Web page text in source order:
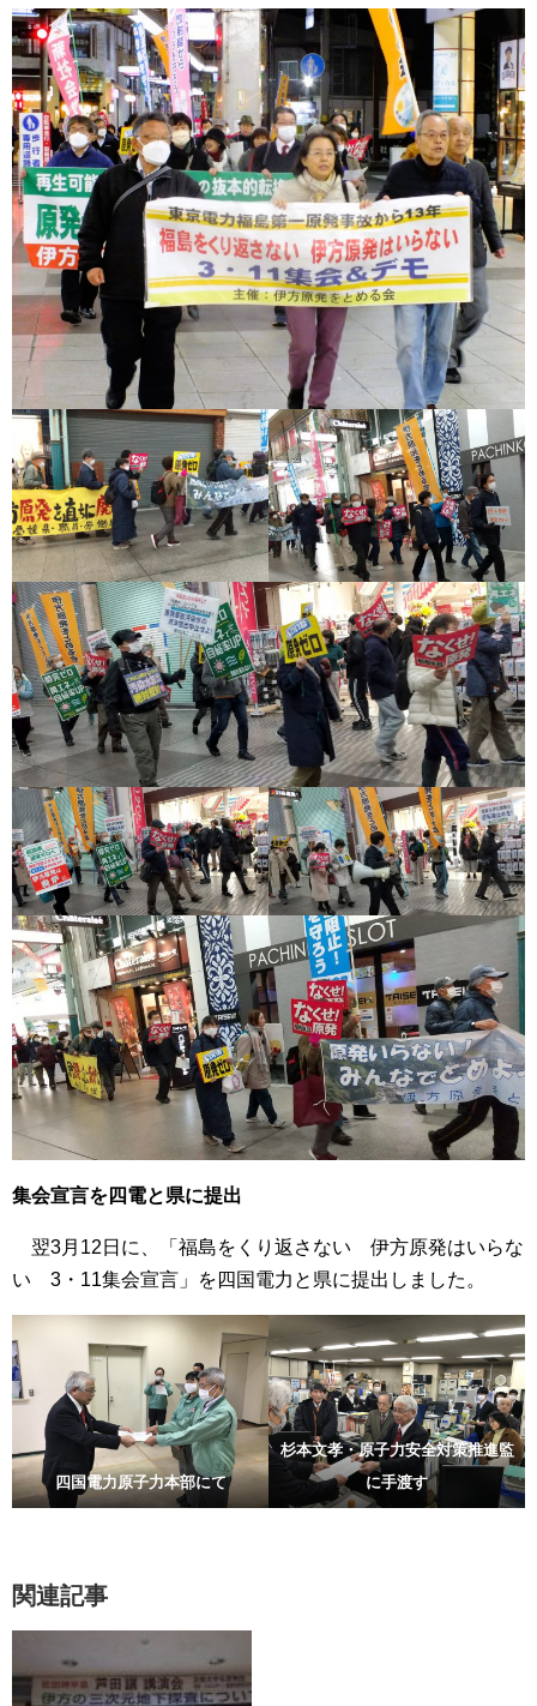
集会宣言を四電と県に提出
翌3月12日に、「福島をくり返さない 伊方原発はいらな
い 3・11集会宣言」を四国電力と県に提出しました。
四国電力原子力本部にて
杉本文孝・原子力安全対策推進監
に手渡す
関連記事